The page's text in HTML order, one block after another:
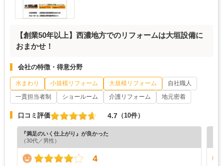
【創業50年以上】西濃地方でのリフォームは大垣設備に
おまかせ！
会社の特徴・得意分野
水まわり 小規模リフォーム 大規模リフォーム
自社職人
一貫担当者制
ショールーム 介護リフォーム 地元密着
口コミ評価 4.7 （10件）
『満足のいく仕上がり』が良かった
（30代／男性）
4